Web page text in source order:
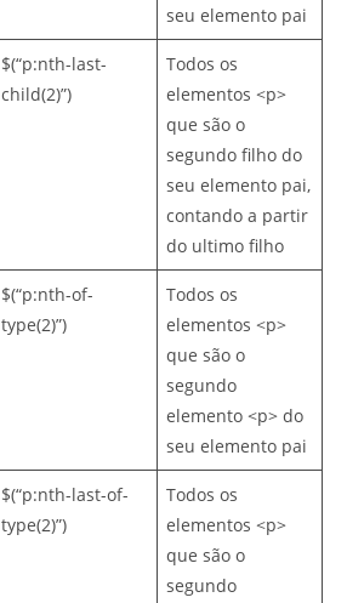
seu elemento pai
$(“p:nth-last-
child(2)”)
Todos os
elementos <p>
que são o
segundo filho do
seu elemento pai,
contando a partir
do ultimo filho
$(“p:nth-of-
type(2)”)
Todos os
elementos <p>
que são o
segundo
elemento <p> do
seu elemento pai
$(“p:nth-last-of-
type(2)”)
Todos os
elementos <p>
que são o
segundo